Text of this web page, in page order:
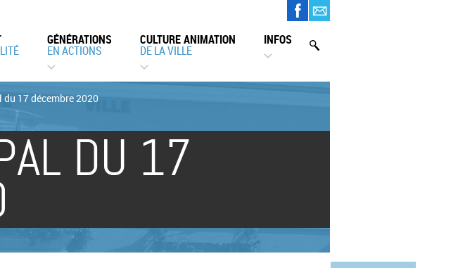
GÉNÉRATIONS
EN ACTIONS
CULTURE ANIMATION
DE LA VILLE
INFOS
17 décembre 2020
DU 17